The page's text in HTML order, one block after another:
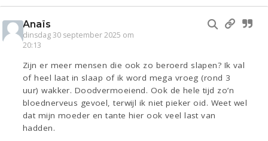
Anaïs
dinsdag 30 september 2025 om
20:13
Zijn er meer mensen die ook zo beroerd slapen? Ik val
of heel laat in slaap of ik word mega vroeg (rond 3
uur) wakker. Doodvermoeiend. Ook de hele tijd zo’n
bloednerveus gevoel, terwijl ik niet pieker oid. Weet wel
dat mijn moeder en tante hier ook veel last van
hadden.